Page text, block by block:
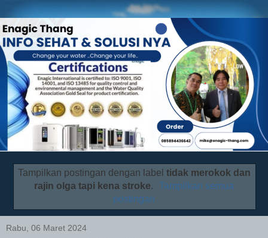
Tampilkan postingan dengan label tidak merokok dan
rajin olga tapi kena stroke.
Tampilkan semua
postingan
Rabu, 06 Maret 2024